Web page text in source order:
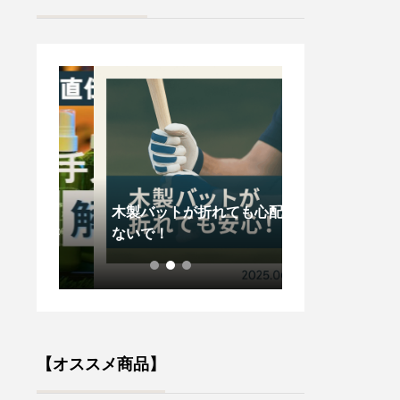
木製バットが折れても心配し
ないで！
【オススメ商品】